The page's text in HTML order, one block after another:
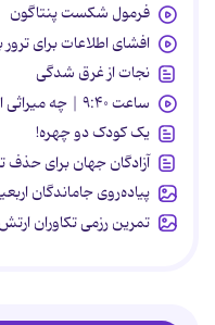
فرمول شکست پنتاگون
افشای اطلاعات برای
نجات از غرق شدگی
ساعت ۹:۴۰ | چه میراثی از خود به جای گذاشت؟
یک کودک دو چهره!
آزادگان جهان برای
پیاده‌روی جاماندگان
تمرین رزمی تکاوران ارتش